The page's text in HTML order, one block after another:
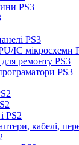
PS3
PS3
IC мікросхеми
ремонту PS3
PS3
PS2
кабелі,